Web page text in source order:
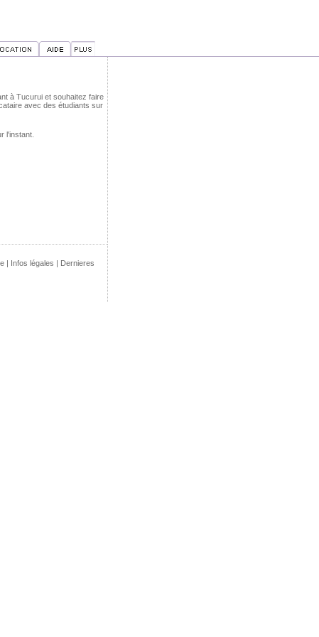
à Tucurui et souhaitez faire
avec des étudiants sur
l'instant.
| Infos légales | Dernieres